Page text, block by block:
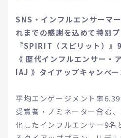
SNS・インフルエンサーマ
れまでの感謝を込めて特別
『SPIRIT（スピリット）』
《 歴代インフルエンサー・
IAJ 》タイアップキャンペー
平均エンゲージメント率
受賞者・ノミネーター含む
化したインフルエンサー9名